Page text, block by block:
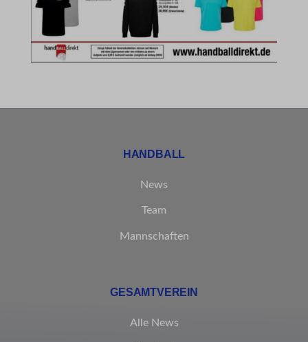
HANDBALL
News
Team
Mannschaften
GESAMTVEREIN
Alle News
et-saved-post*
MicrosoftApplicationsTelemetryDeviceId
MicrosoftApplicationsTelemetryFirstLaunchTime